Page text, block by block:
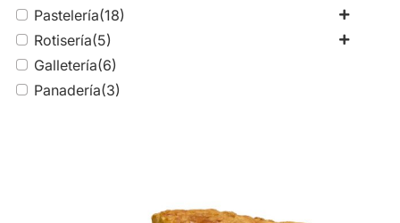
Pastelería(18)
Rotisería(5)
Galletería(6)
Panadería(3)